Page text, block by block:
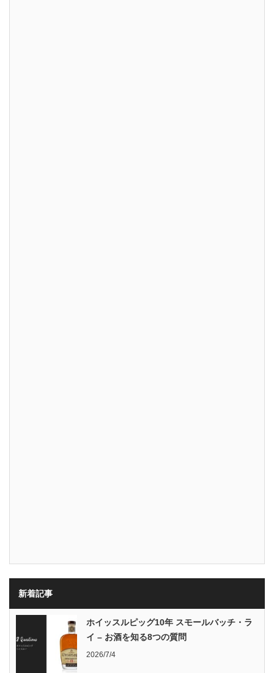
新着記事
ホイッスルピッグ10年 スモールバッチ・ラ
イ – お酒を知る8つの質問
2026/7/4